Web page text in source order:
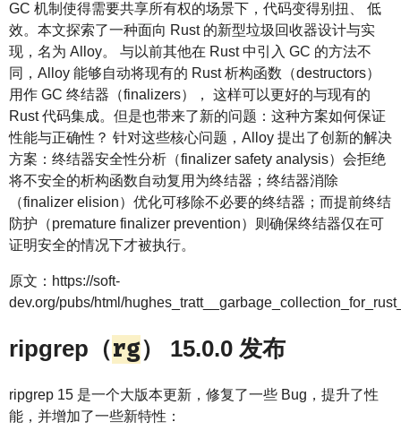
GC 机制使得需要共享所有权的场景下，代码变得别扭、 低
效。本文探索了一种面向 Rust 的新型垃圾回收器设计与实
现，名为 Alloy。 与以前其他在 Rust 中引入 GC 的方法不
同，Alloy 能够自动将现有的 Rust 析构函数（destructors）
用作 GC 终结器（finalizers）， 这样可以更好的与现有的
Rust 代码集成。但是也带来了新的问题：这种方案如何保证
性能与正确性？ 针对这些核心问题，Alloy 提出了创新的解决
方案：终结器安全性分析（finalizer safety analysis）会拒绝
将不安全的析构函数自动复用为终结器；终结器消除
（finalizer elision）优化可移除不必要的终结器；而提前终结
防护（premature finalizer prevention）则确保终结器仅在可
证明安全的情况下才被执行。
原文：https://soft-
dev.org/pubs/html/
ripgrep（rg） 15.0.0 发布
ripgrep 15 是一个大版本更新，修复了一些 Bug，提升了性
能，并增加了一些新特性：